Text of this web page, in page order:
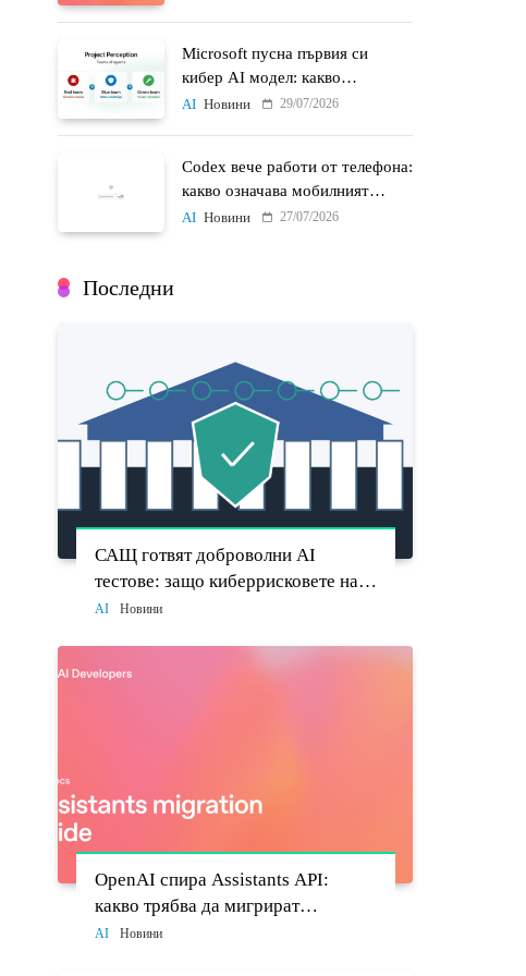
Microsoft пусна първия си
кибер AI модел: какво
променят MAI-Cyber-1-Flash и
AI Новини 29/07/2026
Codex вече работи от телефона:
какво означава мобилният
достъп до AI агенти
AI Новини 27/07/2026
Последни
САЩ готвят доброволни AI
тестове: защо киберрисковете на
моделите стават политически
AI Новини
OpenAI спира Assistants API:
какво трябва да мигрират
разработчиците до 26 август
AI Новини